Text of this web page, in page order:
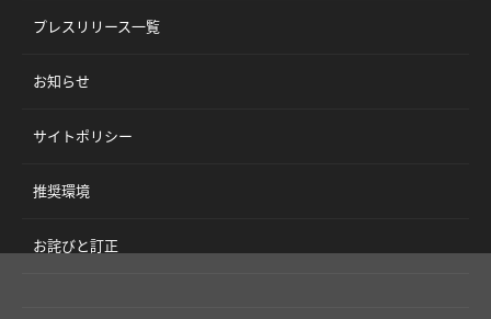
プレスリリース一覧
お知らせ
サイトポリシー
推奨環境
お詫びと訂正